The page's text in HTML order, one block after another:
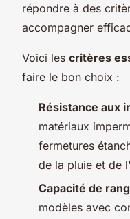
répondre à des
accompagner
Voici les critères
faire le bon choix :
Résistance aux
matériaux
fermetures
de la pluie et de
Capacité de
modèles avec